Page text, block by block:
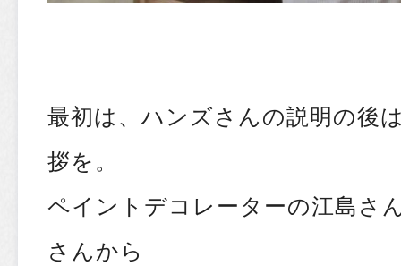
最初は、ハンズさんの説明の後
拶を。
ペイントデコレーターの江島さ
さんから